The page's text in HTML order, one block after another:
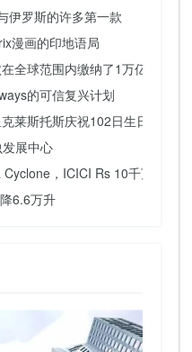
伊罗斯的许多第一款
漫画的印地语局
全球范围内缴纳了1万亿美元的
的可信复兴计划
莱斯托斯庆祝102日生日
展中心
，ICICI Rs 10千万卢比
6.6万升